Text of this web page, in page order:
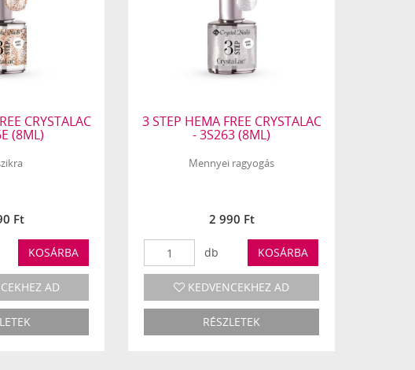
CRYSTALAC
(8ML)
Ft
KOSÁRBA
AD
3 STEP HEMA FREE CRYSTALAC
- 3S263 (8ML)
Mennyei ragyogás
2 990 Ft
db KOSÁRBA
KEDVENCEKHEZ AD
RÉSZLETEK